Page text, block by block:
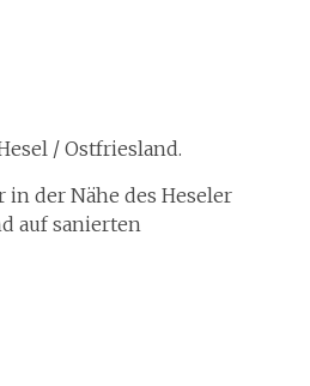
/ Ostfriesland.
der Nähe des Heseler
auf sanierten